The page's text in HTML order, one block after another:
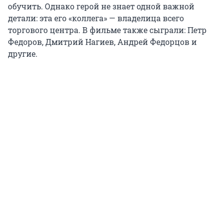
обучить. Однако герой не знает одной важной
детали: эта его «коллега» — владелица всего
торгового центра. В фильме также сыграли: Петр
Федоров, Дмитрий Нагиев, Андрей Федорцов и
другие.